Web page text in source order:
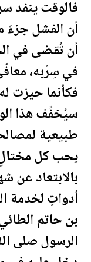
فالوقت ينفد
أن الفشل جزءٌ
أن تُقضى في
في سِرْبه،
فكأنما حيزت
سيُخفِّف هذا
طبيعية
يحب كل
بالابتعاد عن
أدواتٍ لخدمة
بنحاتم
الرسول صلى